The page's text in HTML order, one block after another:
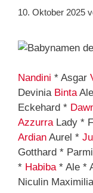
10. Oktober 2025
Nandini * Asgar
Devinia Binta
Eckehard *
AzzurraLady *
Ardian Aurel *
Gotthard *
* Habiba* Ale *
Niculin